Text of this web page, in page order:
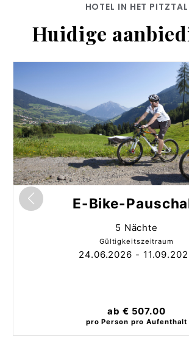
HOTEL IN HET PITZTAL
Huidige
E-Bike-
5 Nächte
Gültigkeitszeitraum
24.06.2026 -
ab € 507.00
pro Person pro Aufenthalt